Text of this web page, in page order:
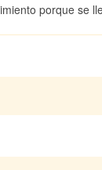
porque se